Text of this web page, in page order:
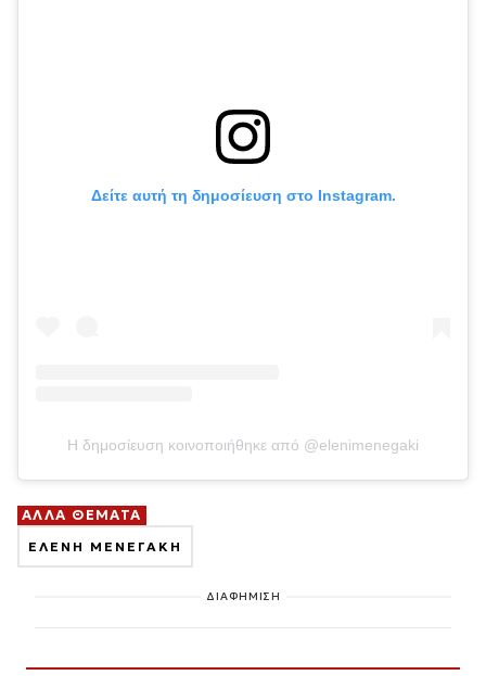
Δείτε αυτή τη δημοσίευση στο Instagram.
Η δημοσίευση κοινοποιήθηκε από @elenimenegaki
ΑΛΛΑ ΘΕΜΑΤΑ
ΕΛΕΝΗ ΜΕΝΕΓΑΚΗ
ΔΙΑΦΗΜΙΣΗ